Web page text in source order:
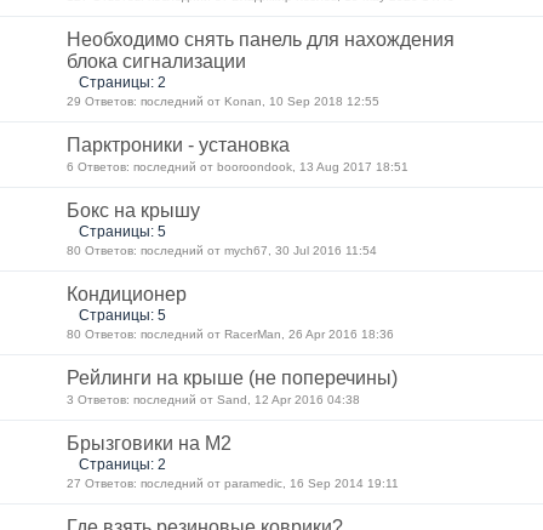
Необходимо снять панель для нахождения
блока сигнализации
Страницы: 2
29 Ответов: последний от Konan, 10 Sep 2018 12:55
Парктроники - установка
6 Ответов: последний от booroondook, 13 Aug 2017 18:51
Бокс на крышу
Страницы: 5
80 Ответов: последний от mych67, 30 Jul 2016 11:54
Кондиционер
Страницы: 5
80 Ответов: последний от RacerMan, 26 Apr 2016 18:36
Рейлинги на крыше (не поперечины)
3 Ответов: последний от Sand, 12 Apr 2016 04:38
Брызговики на М2
Страницы: 2
27 Ответов: последний от paramedic, 16 Sep 2014 19:11